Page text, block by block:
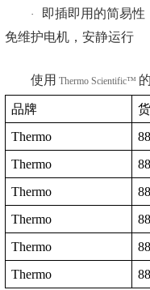
·
即插即用的简易性
免维护电机，安静运行
使用 Thermo Scientific™
品牌
Thermo
Thermo
Thermo
Thermo
Thermo
Thermo